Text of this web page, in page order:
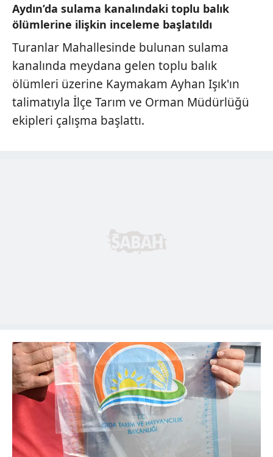
Aydın’da sulama kanalındaki toplu balık
ölümlerine ilişkin inceleme başlatıldı
Turanlar Mahallesinde bulunan sulama
kanalında meydana gelen toplu balık
ölümleri üzerine Kaymakam Ayhan Işık'ın
talimatıyla İlçe Tarım ve Orman Müdürlüğü
ekipleri çalışma başlattı.